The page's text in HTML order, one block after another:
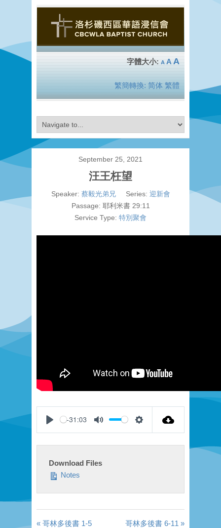
A A A
繁簡轉換: 简体 繁體
September 25, 2021
汪王枉望
Speaker: 蔡毅光弟兄 Series: 迎新會
Passage: 耶利米書 29:11
Service Type: 特別聚會
Play
-31:03
Mute Settings
Download Files
Notes
« 哥林多後書 1-5 哥林多後書 6-11 »